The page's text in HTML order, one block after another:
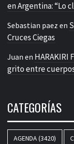
en Argentina: “Lo
Sebastian paez en
Cruces Ciegas
Juan en HARAKIRI
grito entre
CATEGORÍAS
AGENDA(3420)